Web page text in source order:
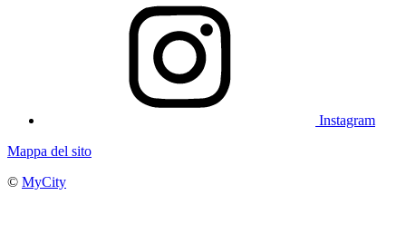
Instagram
Mappa del sito
© MyCity